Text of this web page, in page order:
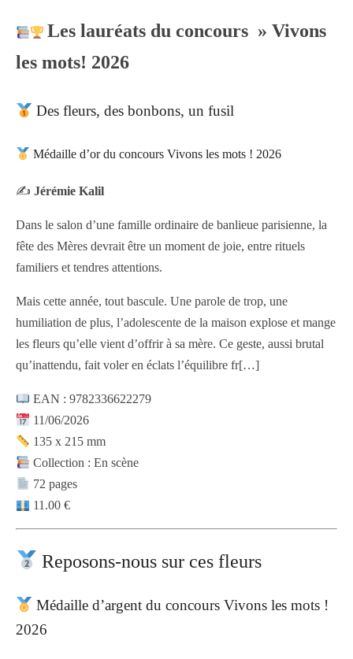
Les lauréats du concours » Vivons
les mots! 2026
Des fleurs, des bonbons, un fusil
Médaille d’or du concours Vivons les mots ! 2026
✍️ Jérémie Kalil
Dans le salon d’une famille ordinaire de banlieue parisienne, la
fête des Mères devrait être un moment de joie, entre rituels
familiers et tendres attentions.
Mais cette année, tout bascule. Une parole de trop, une
humiliation de plus, l’adolescente de la maison explose et mange
les fleurs qu’elle vient d’offrir à sa mère. Ce geste, aussi brutal
qu’inattendu, fait voler en éclats l’équilibre fr[…]
EAN : 9782336622279
11/06/2026
135 x 215 mm
Collection : En scène
72 pages
11.00 €
Reposons-nous sur ces fleurs
Médaille d’argent du concours Vivons les mots !
2026